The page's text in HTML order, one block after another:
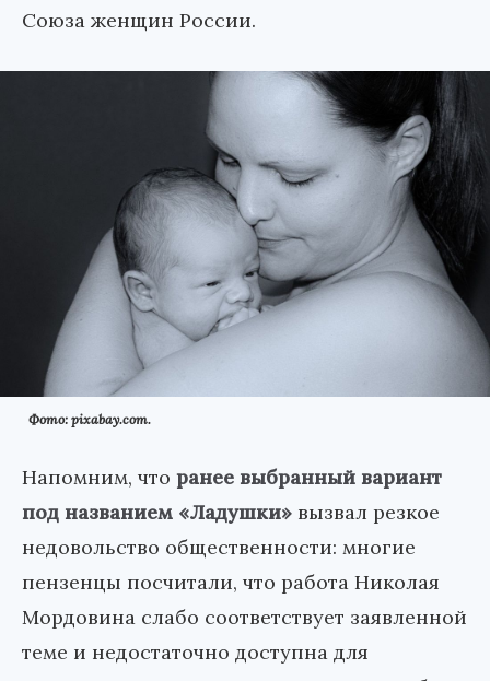
Союза женщин России.
Фото: pixabay.com.
Напомним, что ранее выбранный вариант
под названием «Ладушки» вызвал резкое
недовольство общественности: многие
пензенцы посчитали, что работа Николая
Мордовина слабо соответствует заявленной
теме и недостаточно доступна для